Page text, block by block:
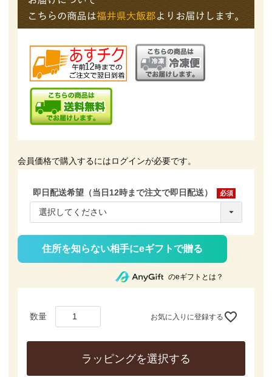
会員価格で購入するにはログインが必要です。
即日配送希望（当日12時まで注文で即日配送）
(必
住所を知らない相手にeギフトで贈る
のeギフトとは？
お気に入りに登録する
ラッピングを選択する